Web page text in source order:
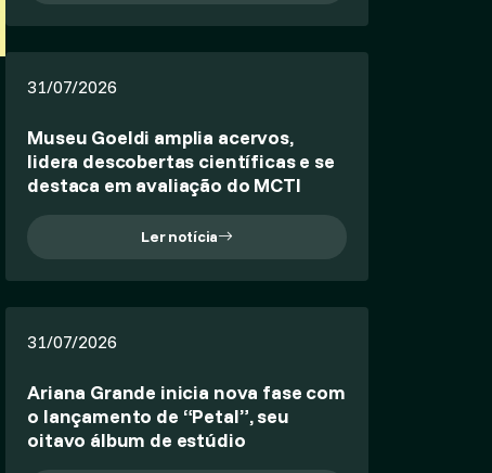
31/07/2026
Museu Goeldi amplia acervos,
lidera descobertas científicas e se
destaca em avaliação do MCTI
Ler notícia
31/07/2026
Ariana Grande inicia nova fase com
o lançamento de “Petal”, seu
oitavo álbum de estúdio